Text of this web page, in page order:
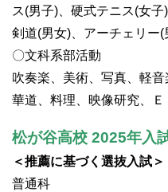
ス(男子)、硬式テニス(女子
剣道(男女)、アーチェリー(
〇文科系部活動
吹奏楽、美術、写真、軽音
華道、料理、映像研究、
松が谷高校 2025年入
＜推薦に基づく選抜入試＞
普通科